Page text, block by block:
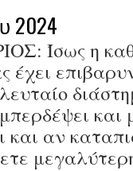
2024
Ίσως η
έχει
και αν